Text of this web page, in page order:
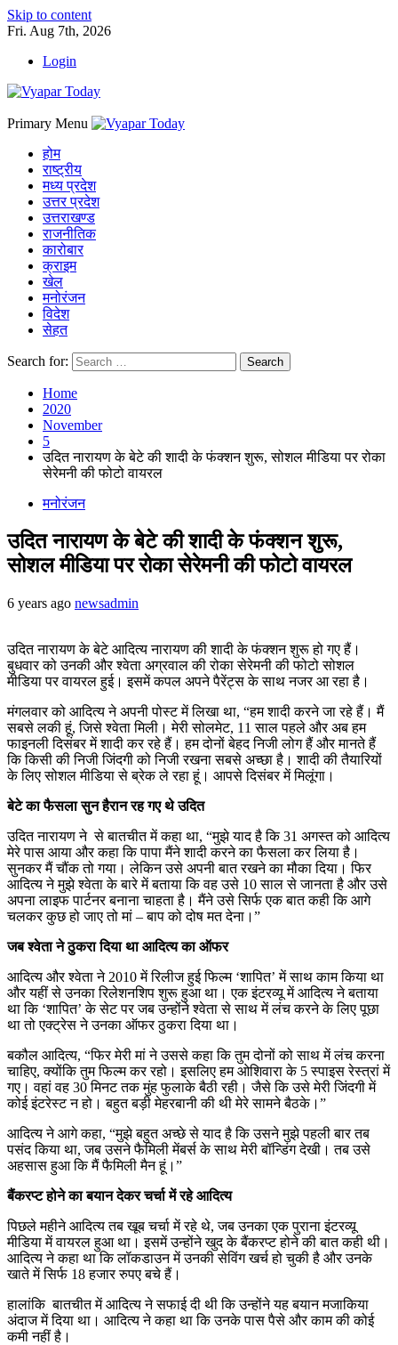
Skip to content
Fri. Aug 7th, 2026
Login
Primary Menu
होम
राष्ट्रीय
मध्य प्रदेश
उत्तर प्रदेश
उत्तराखण्ड
राजनीतिक
कारोबार
क्राइम
खेल
मनोरंजन
विदेश
सेहत
Search for:
Home
2020
November
5
उदित नारायण के बेटे की शादी के फंक्शन शुरू, सोशल मीडिया पर रोका
सेरेमनी की फोटो वायरल
मनोरंजन
उदित नारायण के बेटे की शादी के फंक्शन शुरू,
सोशल मीडिया पर रोका सेरेमनी की फोटो वायरल
6 years ago newsadmin
उदित नारायण के बेटे आदित्य नारायण की शादी के फंक्शन शुरू हो गए हैं।
बुधवार को उनकी और श्वेता अग्रवाल की रोका सेरेमनी की फोटो सोशल
मीडिया पर वायरल हुई। इसमें कपल अपने पैरेंट्स के साथ नजर आ रहा है।
मंगलवार को आदित्य ने अपनी पोस्ट में लिखा था, “हम शादी करने जा रहे हैं। मैं
सबसे लकी हूं, जिसे श्वेता मिली। मेरी सोलमेट, 11 साल पहले और अब हम
फाइनली दिसंबर में शादी कर रहे हैं। हम दोनों बेहद निजी लोग हैं और मानते हैं
कि किसी की निजी जिंदगी को निजी रखना सबसे अच्छा है। शादी की तैयारियों
के लिए सोशल मीडिया से ब्रेक ले रहा हूं। आपसे दिसंबर में मिलूंगा।
बेटे का फैसला सुन हैरान रह गए थे उदित
उदित नारायण ने से बातचीत में कहा था, “मुझे याद है कि 31 अगस्त को आदित्य
मेरे पास आया और कहा कि पापा मैंने शादी करने का फैसला कर लिया है।
सुनकर मैं चौंक तो गया। लेकिन उसे अपनी बात रखने का मौका दिया। फिर
आदित्य ने मुझे श्वेता के बारे में बताया कि वह उसे 10 साल से जानता है और उसे
अपना लाइफ पार्टनर बनाना चाहता है। मैंने उसे सिर्फ एक बात कही कि आगे
चलकर कुछ हो जाए तो मां – बाप को दोष मत देना।”
जब श्वेता ने ठुकरा दिया था आदित्य का ऑफर
आदित्य और श्वेता ने 2010 में रिलीज हुई फिल्म ‘शापित’ में साथ काम किया था
और यहीं से उनका रिलेशनशिप शुरू हुआ था। एक इंटरव्यू में आदित्य ने बताया
था कि ‘शापित’ के सेट पर जब उन्होंने श्वेता से साथ में लंच करने के लिए पूछा
था तो एक्ट्रेस ने उनका ऑफर ठुकरा दिया था।
बकौल आदित्य, “फिर मेरी मां ने उससे कहा कि तुम दोनों को साथ में लंच करना
चाहिए, क्योंकि तुम फिल्म कर रहो। इसलिए हम ओशिवारा के 5 स्पाइस रेस्त्रां में
गए। वहां वह 30 मिनट तक मुंह फुलाके बैठी रही। जैसे कि उसे मेरी जिंदगी में
कोई इंटरेस्ट न हो। बहुत बड़ी मेहरबानी की थी मेरे सामने बैठके।”
आदित्य ने आगे कहा, “मुझे बहुत अच्छे से याद है कि उसने मुझे पहली बार तब
पसंद किया था, जब उसने फैमिली मेंबर्स के साथ मेरी बॉन्डिंग देखी। तब उसे
अहसास हुआ कि मैं फैमिली मैन हूं।”
बैंकरप्ट होने का बयान देकर चर्चा में रहे आदित्य
पिछले महीने आदित्य तब खूब चर्चा में रहे थे, जब उनका एक पुराना इंटरव्यू
मीडिया में वायरल हुआ था। इसमें उन्होंने खुद के बैंकरप्ट होने की बात कही थी।
आदित्य ने कहा था कि लॉकडाउन में उनकी सेविंग खर्च हो चुकी है और उनके
खाते में सिर्फ 18 हजार रुपए बचे हैं।
हालांकि बातचीत में आदित्य ने सफाई दी थी कि उन्होंने यह बयान मजाकिया
अंदाज में दिया था। आदित्य ने कहा था कि उनके पास पैसे और काम की कोई
कमी नहीं है।